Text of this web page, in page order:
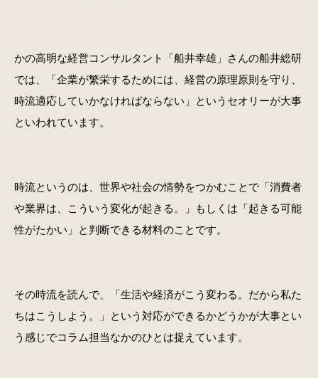
かの高明な経営コンサルタント「船井幸雄」さんの船井総研
では、「企業が繁栄するためには、経営の原理原則を守り、
時流適応していかなければならない」というセオリーが大事
といわれています。
時流というのは、世界や社会の情勢をつかむことで「消費者
や業界は、こういう変化が起きる。」もしくは「起きる可能
性がたかい」と判断できる材料のことです。
その時流を読んで、「生活や経済がこう変わる。だから私た
ちはこうしよう。」という対応ができるかどうかが大事とい
う感じでコラム担当なかのひとは捉えています。